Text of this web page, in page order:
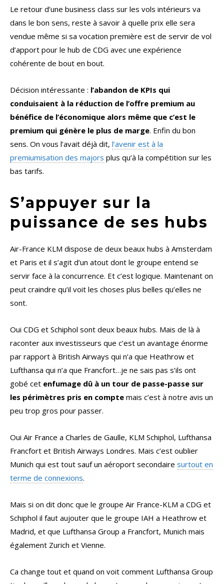
Le retour d’une business class sur les vols intérieurs va
dans le bon sens, reste à savoir à quelle prix elle sera
vendue même si sa vocation première est de servir de vol
d’apport pour le hub de CDG avec une expérience
cohérente de bout en bout.
Décision intéressante : l’abandon de KPIs qui
conduisaient à la réduction de l’offre premium au
bénéfice de l’économique alors même que c’est le
premium qui génère le plus de marge. Enfin du bon
sens. On vous l’avait déjà dit, l’avenir est à la
premiumisation des majors plus qu’à la compétition sur les
bas tarifs.
S’appuyer sur la
puissance de ses hubs
Air-France KLM dispose de deux beaux hubs à Amsterdam
et Paris et il s’agit d’un atout dont le groupe entend se
servir face à la concurrence. Et c’est logique. Maintenant on
peut craindre qu’il voit les choses plus belles qu’elles ne
sont.
Oui CDG et Schiphol sont deux beaux hubs. Mais de là à
raconter aux investisseurs que c’est un avantage énorme
par rapport à British Airways qui n’a que Heathrow et
Lufthansa qui n’a que Francfort…je ne sais pas s’ils ont
gobé cet enfumage dû à un tour de passe-passe sur
les périmètres pris en compte mais c’est à notre avis un
peu trop gros pour passer.
Oui Air France a Charles de Gaulle, KLM Schiphol, Lufthansa
Francfort et British Airways Londres. Mais c’est oublier
Munich qui est tout sauf un aéroport secondaire surtout en
terme de connexions.
Mais si on dit donc que le groupe Air France-KLM a CDG et
Schiphol il faut aujouter que le groupe IAH a Heathrow et
Madrid, et que Lufthansa Group a Francfort, Munich mais
également Zurich et Vienne.
Ca change tout et quand on voit comment Lufthansa Group